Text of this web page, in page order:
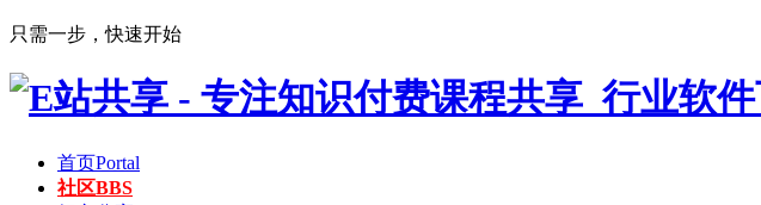
只需一步，快速开始
首页Portal
社区BBS